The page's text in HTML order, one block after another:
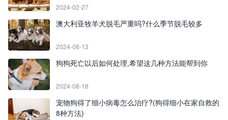
2024-02-27
澳大利亚牧羊犬脱毛严重吗?什么季节脱毛较多
2024-08-13
狗狗死亡以后如何处理,希望这几种方法能帮到你
2024-08-18
宠物狗得了细小病毒怎么治疗?(狗得细小在家自救的
8种方法)